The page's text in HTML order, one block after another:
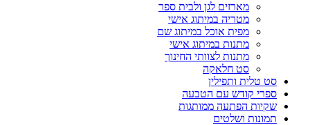
מארזים לגן ולבית ספר
מטריה במיתוג אישי
מפית אוכל במיתוג שם
מתנות במיתוג אישי
מתנות לצוותי החינוך
סט חלאקה
סט טלית ותפילין
ספרי קודש עם הטבעה
שקיות הפתעה ממותגות
תמונות ושלטים